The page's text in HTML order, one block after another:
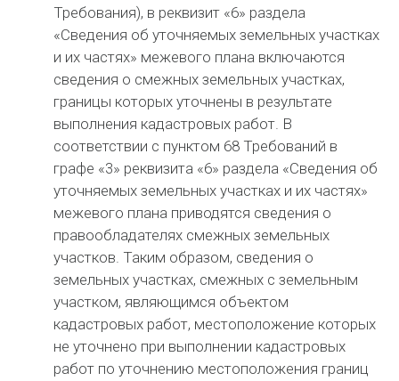
Требования), в реквизит «6» раздела
«Сведения об уточняемых земельных участках
и их частях» межевого плана включаются
сведения о смежных земельных участках,
границы которых уточнены в результате
выполнения кадастровых работ. В
соответствии с пунктом 68 Требований в
графе «3» реквизита «6» раздела «Сведения об
уточняемых земельных участках и их частях»
межевого плана приводятся сведения о
правообладателях смежных земельных
участков. Таким образом, сведения о
земельных участках, смежных с земельным
участком, являющимся объектом
кадастровых работ, местоположение которых
не уточнено при выполнении кадастровых
работ по уточнению местоположения границ